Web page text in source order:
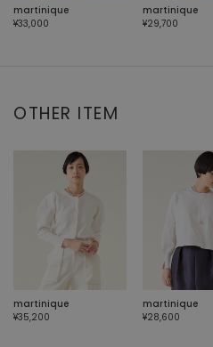
martinique
¥33,000
martinique
¥29,700
OTHER ITEM
martinique
¥35,200
martinique
¥28,600